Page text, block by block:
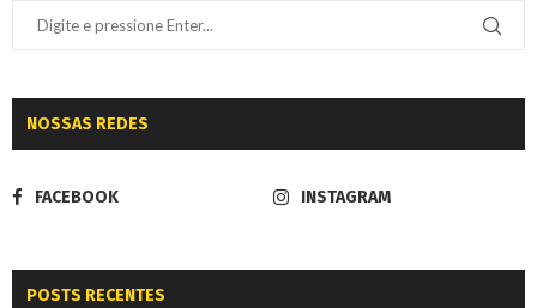
NOSSAS REDES
FACEBOOK INSTAGRAM
POSTS RECENTES